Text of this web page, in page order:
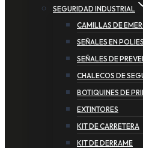
SEGURIDAD INDUSTRIAL
CAMILLAS DE
SEÑALES EN
SEÑALES DE
CHALECOS DE
BOTIQUINES DE
EXTINTORES
KIT DE CARRETERA
KIT DE DERRAME